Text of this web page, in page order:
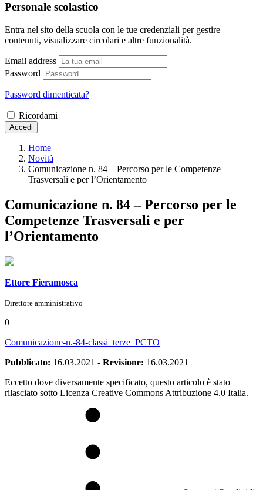
Personale scolastico
Entra nel sito della scuola con le tue credenziali per gestire
contenuti, visualizzare circolari e altre funzionalità.
Email address
Password
Password dimenticata?
Ricordami
Accedi
Home
Novità
Comunicazione n. 84 – Percorso per le Competenze
Trasversali e per l’Orientamento
Comunicazione n. 84 – Percorso per le
Competenze Trasversali e per
l’Orientamento
Ettore Fieramosca
Direttore amministrativo
0
Comunicazione-n.-84-classi_terze_PCTO
Pubblicato: 16.03.2021 - Revisione: 16.03.2021
Eccetto dove diversamente specificato, questo articolo è stato
rilasciato sotto Licenza Creative Commons Attribuzione 4.0 Italia.